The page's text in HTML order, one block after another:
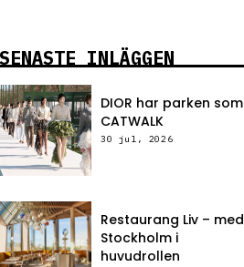
SENASTE INLÄGGEN
DIOR har parken som
CATWALK
30 jul, 2026
Restaurang Liv – med
Stockholm i
huvudrollen